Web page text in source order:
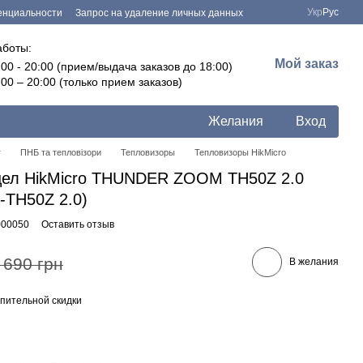
Запрос на удаление личных данных
Укр Рус
- 20:00 (прием/выдача заказов до 18:00)
– 20:00 (только прием заказов)
Мой заказ
Желания Вход
ПНБ та тепловізори Тепловизоры Тепловизоры HikMicro
HikMicro THUNDER ZOOM TH50Z 2.0
TH50Z 2.0)
Оставить отзыв
грн В желания
скидки